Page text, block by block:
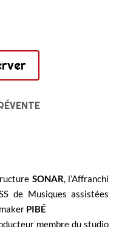
SONAR, l’Affranchi
de Musiques assistées
PIBÉ
membre du studio